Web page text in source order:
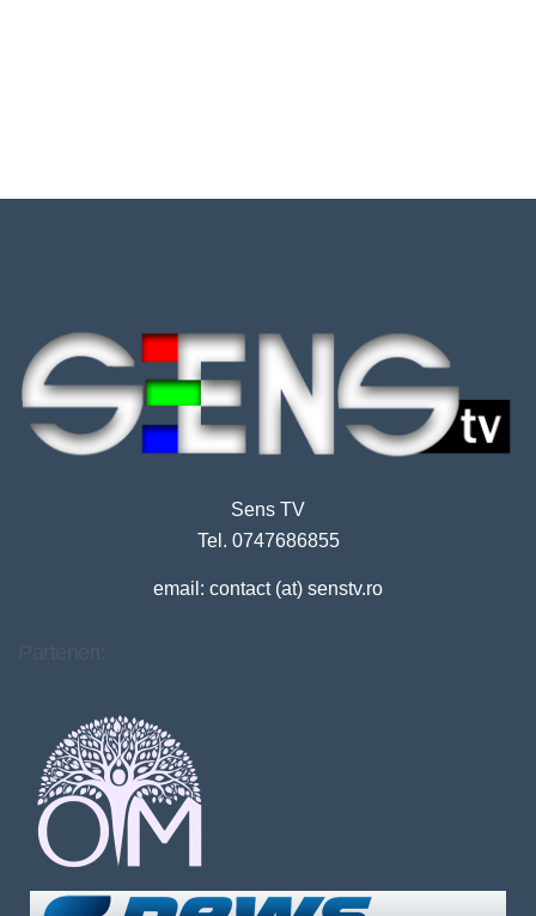
Sens TV
Tel. 0747686855
email: contact (at) senstv.ro